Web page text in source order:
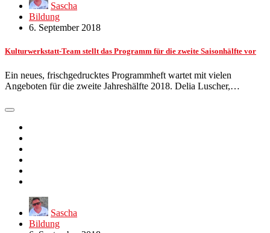
Sascha
Bildung
6. September 2018
Kulturwerkstatt-Team stellt das Programm für die zweite Saisonhälfte vor
Ein neues, frischgedrucktes Programmheft wartet mit vielen
Angeboten für die zweite Jahreshälfte 2018. Delia Luscher,…
Sascha
Bildung